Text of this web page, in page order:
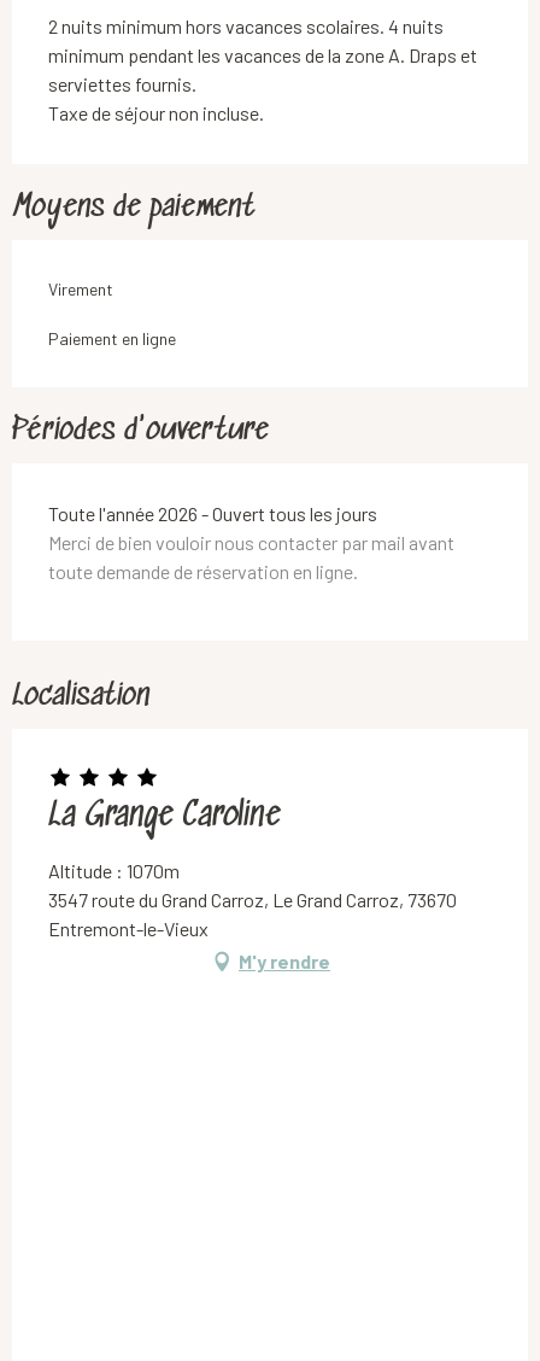
2 nuits minimum hors vacances scolaires. 4 nuits
minimum pendant les vacances de la zone A. Draps et
serviettes fournis.
Taxe de séjour non incluse.
Moyens de paiement
Virement
Paiement en ligne
Périodes d'ouverture
Toute l'année 2026 - Ouvert tous les jours
Merci de bien vouloir nous contacter par mail avant
toute demande de réservation en ligne.
Localisation
La Grange Caroline
Altitude : 1070m
3547 route du Grand Carroz, Le Grand Carroz, 73670
Entremont-le-Vieux
M'y rendre